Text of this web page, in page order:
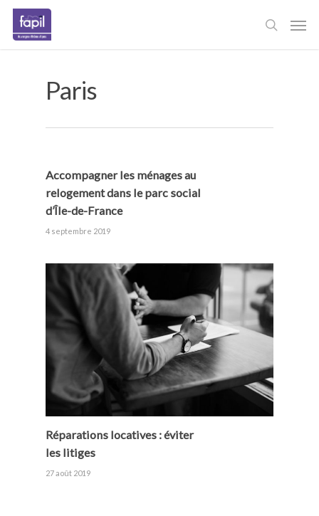
Skip
Paris
Accompagner les ménages au
relogement dans le parc social
d’Île-de-France
4 septembre 2019
Réparations locatives : éviter
les litiges
27 août 2019